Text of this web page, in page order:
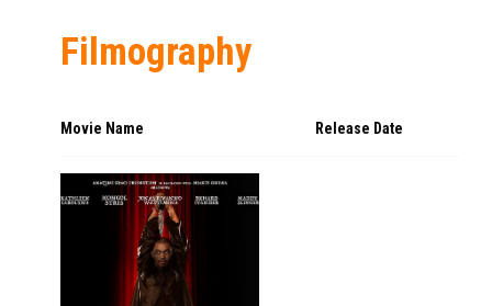
Filmography
Movie Name Release Date